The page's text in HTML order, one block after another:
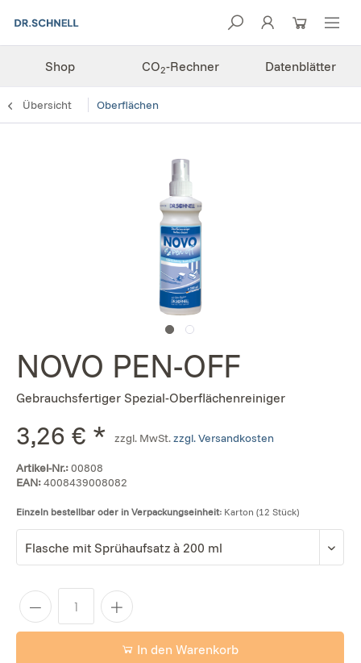
Shop CO2-Rechner Datenblätter
Übersicht Oberflächen
NOVO PEN-OFF
Gebrauchsfertiger Spezial-Oberflächenreiniger
3,26 € * zzgl. MwSt.zzgl. Versandkosten
Artikel-Nr.:00808
EAN:4008439008082
Einzeln bestellbar oder in Verpackungseinheit: Karton (12 Stück)
In den Warenkorb